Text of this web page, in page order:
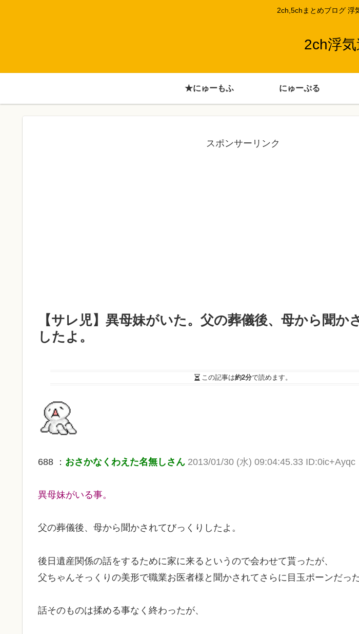
2ch,5chまとめブログ 浮
2ch浮気
★にゅーもふ にゅーぷる
スポンサーリンク
【サレ児】異母妹がいた。父の葬儀後、母から聞か
したよ。
この記事は約2分で読めます。
688 ： おさかなくわえた名無しさん 2013/01/30 (水) 09:04:45.33 ID:0ic+Ayqc
異母妹がいる事。
父の葬儀後、母から聞かされてびっくりしたよ。
後日遺産関係の話をするために家に来るというので会わせて貰ったが、
父ちゃんそっくりの美形で職業お医者様と聞かされてさらに目玉ポーンだった
話そのものは揉める事なく終わったが、